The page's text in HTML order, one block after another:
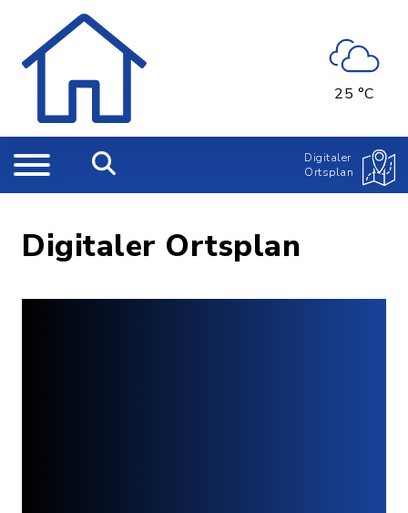
25 °C
Digitaler
Ortsplan
Digitaler Ortsplan